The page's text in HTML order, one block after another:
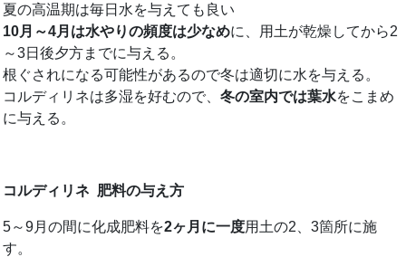
夏の高温期は毎日水を与えても良い
10月～4月は水やりの頻度は少なめに、用土が乾燥してから2
～3日後夕方までに与える。
根ぐされになる可能性があるので冬は適切に水を与える。
コルディリネは多湿を好むので、 冬の室内では葉水をこまめ
に与える。
コルディリネ 肥料の与え方
5～9月の間に化成肥料を2ヶ月に一度用土の2、3箇所に施
す。